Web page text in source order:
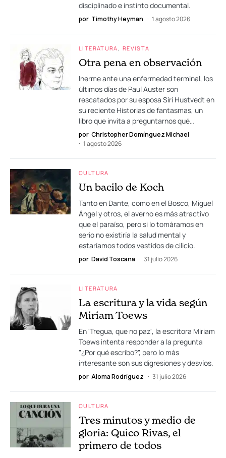
disciplinado e instinto documental.
por Timothy Heyman 1 agosto 2026
LITERATURA REVISTA
Otra pena en observación
Inerme ante una enfermedad terminal, los
últimos días de Paul Auster son
rescatados por su esposa Siri Hustvedt en
su reciente Historias de fantasmas, un
libro que invita a preguntarnos qué…
por Christopher Domínguez Michael
1 agosto 2026
CULTURA
Un bacilo de Koch
Tanto en Dante, como en el Bosco, Miguel
Ángel y otros, el averno es más atractivo
que el paraíso, pero si lo tomáramos en
serio no existiría la salud mental y
estaríamos todos vestidos de cilicio.
por David Toscana 31 julio 2026
LITERATURA
La escritura y la vida según
Miriam Toews
En 'Tregua, que no paz', la escritora Miriam
Toews intenta responder a la pregunta
"¿Por qué escribo?", pero lo más
interesante son sus digresiones y desvíos.
por Aloma Rodríguez 31 julio 2026
CULTURA
Tres minutos y medio de
gloria: Quico Rivas, el
primero de todos